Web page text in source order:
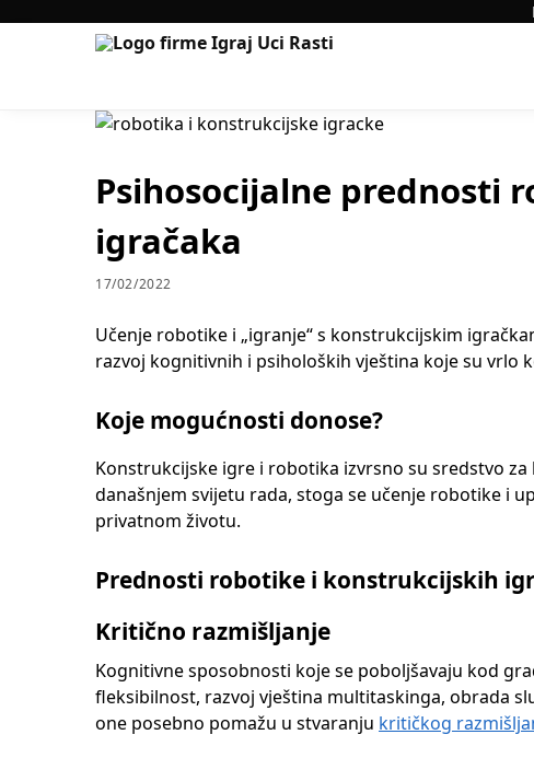
Psihosocijalne prednosti
igračaka
17/02/2022
Učenje robotike i „igranje“ s konstrukcijskim
razvoj kognitivnih i psiholoških vještina koje su vrlo
Koje mogućnosti donose?
Konstrukcijske igre i robotika izvrsno su sredstvo
današnjem svijetu rada, stoga se učenje robotike i
privatnom životu.
Prednosti robotike i konstrukcijskih
Kritično razmišljanje
Kognitivne sposobnosti koje se poboljšavaju kod
fleksibilnost, razvoj vještina multitaskinga, obrada
one posebno pomažu u stvaranju kritičkog